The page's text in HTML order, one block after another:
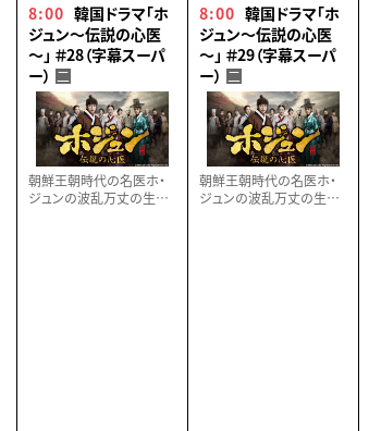
8:00 韓国ドラマ「ホ
ジュン～伝説の心医
～」 ＃28（字幕スーパ
ー） 二
朝鮮王朝時代の名医ホ・
ジュンの波乱万丈の生涯
8:00 韓国ドラマ「ホ
ジュン～伝説の心医
～」 ＃29（字幕スーパ
ー） 二
朝鮮王朝時代の名医ホ・
ジュンの波乱万丈の生涯